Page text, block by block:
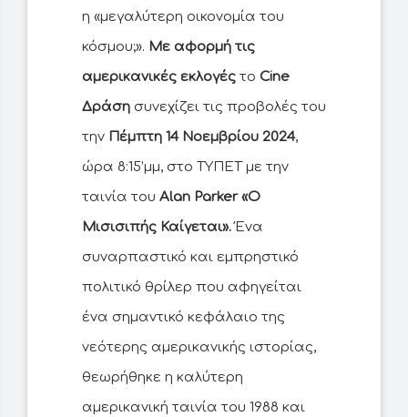
η «μεγαλύτερη οικονομία του
κόσμου;». Με αφορμή τις
αμερικανικές εκλογές το Cine
Δράση συνεχίζει τις προβολές του
την Πέμπτη 14 Νοεμβρίου 2024,
ώρα 8:15’μμ, στο ΤΥΠΕΤ με την
ταινία του Alan Parker «Ο
Μισισιπής Καίγεται».Ένα
συναρπαστικό και εμπρηστικό
πολιτικό θρίλερ που αφηγείται
ένα σημαντικό κεφάλαιο της
νεότερης αμερικανικής ιστορίας,
θεωρήθηκε η καλύτερη
αμερικανική ταινία του 1988 και